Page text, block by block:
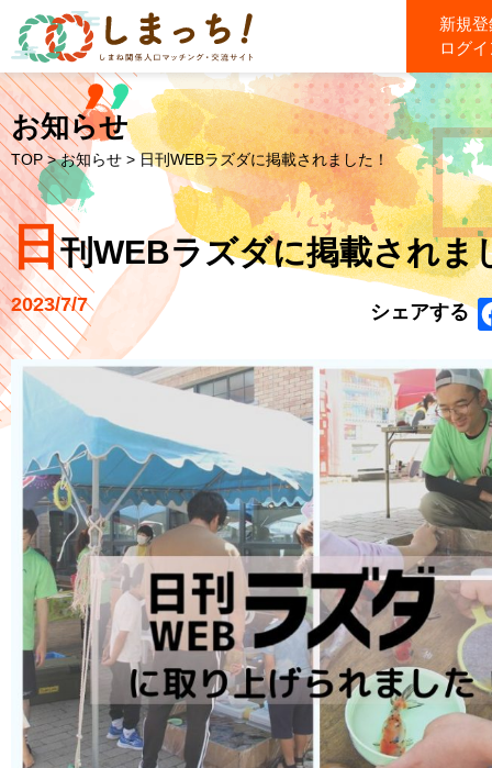
新規
ログ
お知らせ
TOP >お知らせ > 日刊WEBラズダに掲載されました！
日刊WEBラズダに掲載されま
2023/7/7 シェアする